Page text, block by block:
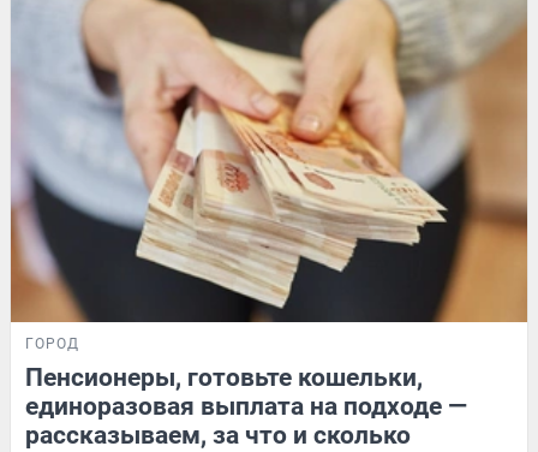
ГОРОД
Пенсионеры, готовьте кошельки,
единоразовая выплата на подходе —
рассказываем, за что и сколько